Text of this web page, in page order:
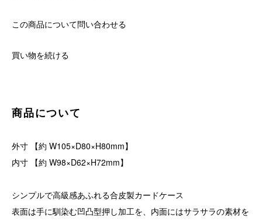
この商品について問い合わせる
買い物を続ける
商品について
外寸 【約 W105×D80×H80mm】
内寸 【約 W98×D62×H72mm】
シンプルで高級感あふれる合皮製カードケース
表面は手に馴染む凹凸型押し加工を、内面にはサラサラの素材を